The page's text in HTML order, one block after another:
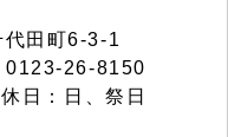
田町6-3-1
0123-26-8150
日：日、祭日